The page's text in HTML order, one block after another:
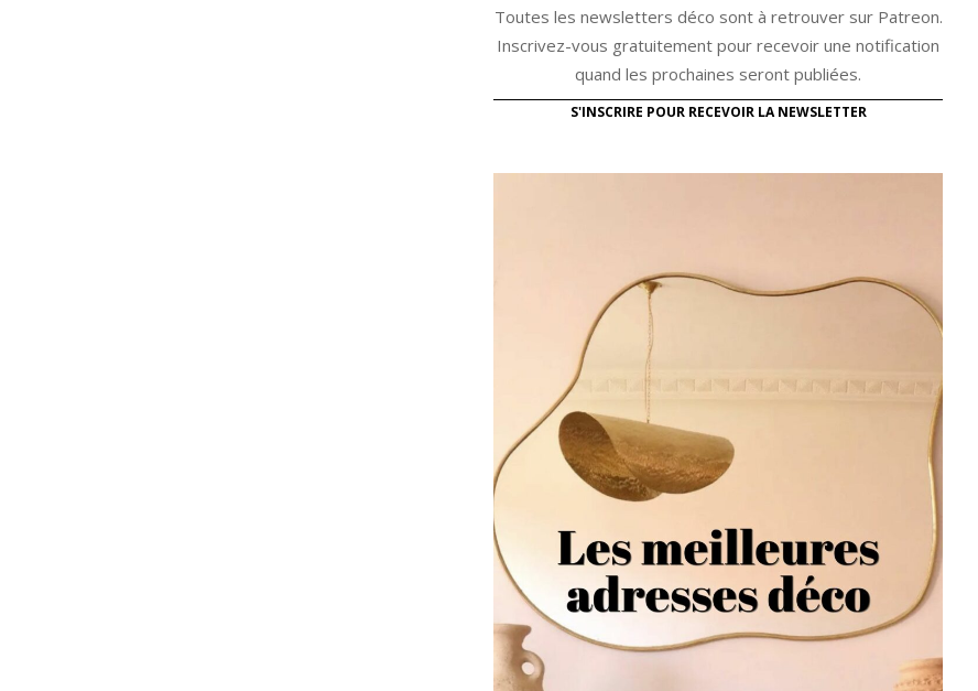
Toutes les newsletters déco sont à retrouver sur Patreon.
Inscrivez-vous gratuitement pour recevoir une notification
quand les prochaines seront publiées.
S'INSCRIRE POUR RECEVOIR LA NEWSLETTER